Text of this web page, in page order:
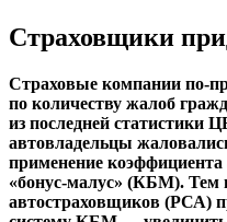
Страховщики
Страховые компании по-
по количеству жалоб
из последней статистики
автовладельцы
применение
«бонус-малус» (КБМ). Тем
автостраховщиков (РСА)